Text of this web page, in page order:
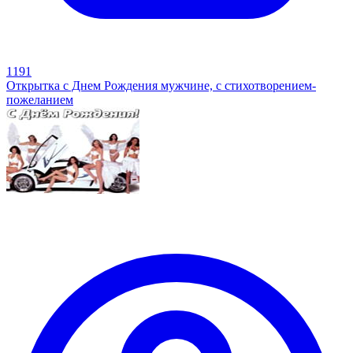
1191
Открытка с Днем Рождения мужчине, с стихотворением-
пожеланием